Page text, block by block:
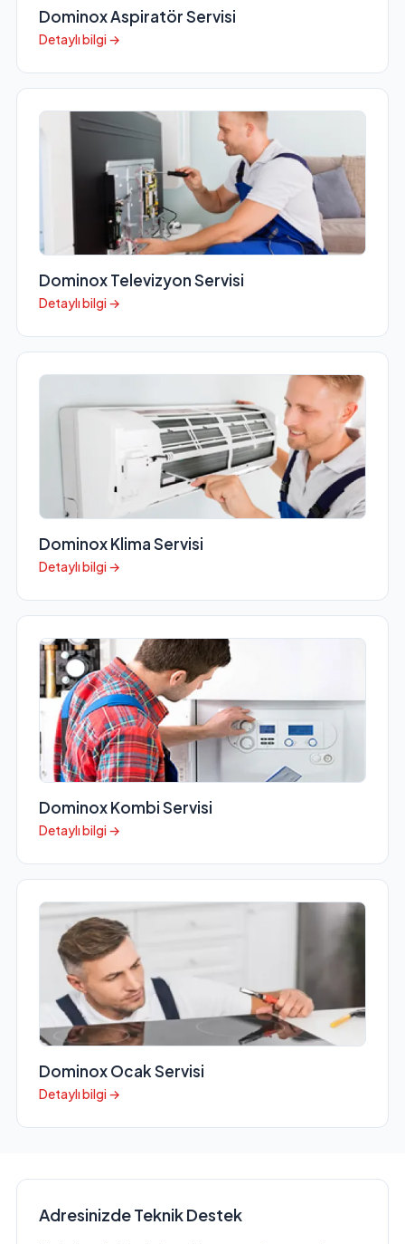
Dominox Aspiratör Servisi
Detaylı bilgi →
Dominox Televizyon Servisi
Detaylı bilgi →
Dominox Klima Servisi
Detaylı bilgi →
Dominox Kombi Servisi
Detaylı bilgi →
Dominox Ocak Servisi
Detaylı bilgi →
Adresinizde Teknik Destek